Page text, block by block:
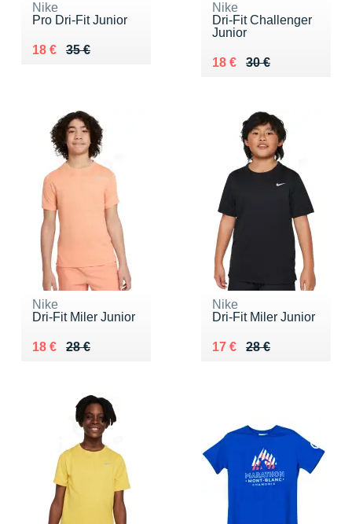
Nike
Pro Dri-Fit Junior
35 €
Au lieu de 35 €
18 €
Vendu 18 €
Nike
Dri-Fit Challenger
Junior
30 €
Au lieu de 30 €
18 €
Vendu 18 €
Nike
Dri-Fit Miler Junior
28 €
Au lieu de 28 €
18 €
Vendu 18 €
Nike
Dri-Fit Miler Junior
28 €
Au lieu de 28 €
17 €
Vendu 17 €